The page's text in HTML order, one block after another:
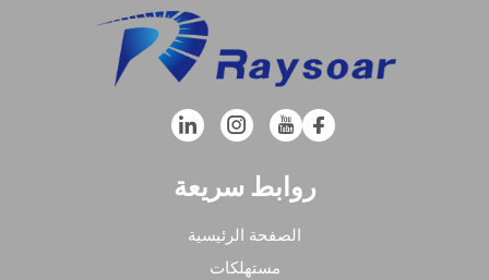
روابط سريعة
الصفحة الرئيسية
مستهلكات